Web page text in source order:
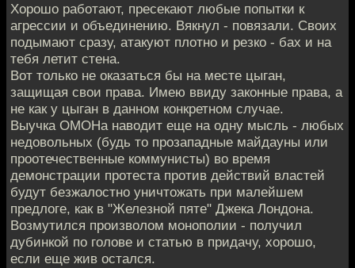
Хорошо работают, пресекают любые попытки к
агрессии и объединению. Вякнул - повязали. Своих
подымают сразу, атакуют плотно и резко - бах и на
тебя летит стена.
Вот только не оказаться бы на месте цыган,
защищая свои права. Имею ввиду законные права, а
не как у цыган в данном конкретном случае.
Выучка ОМОНа наводит еще на одну мысль - любых
недовольных (будь то прозападные майдауны или
проотечественные коммунисты) во время
демонстрации протеста против действий властей
будут безжалостно уничтожать при малейшем
предлоге, как в "Железной пяте" Джека Лондона.
Возмутился произволом монополии - получил
дубинкой по голове и статью в придачу, хорошо,
если еще жив остался.